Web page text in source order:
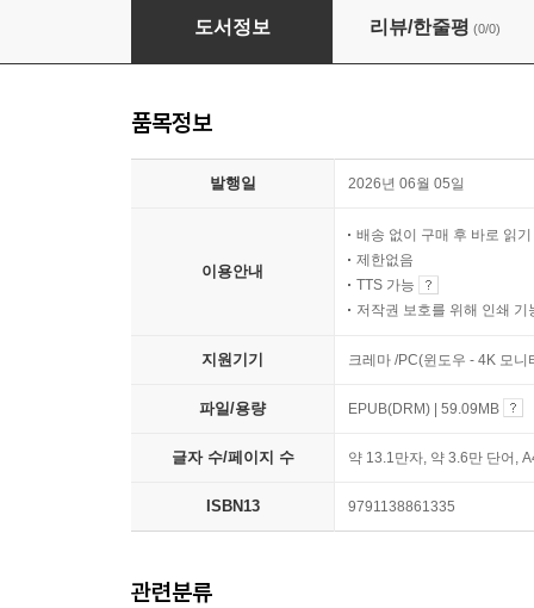
합격 후에도 통하는 감정평가 이론
도서정보 리뷰/한줄평 (0/0)
품목정보
발행일 2026년 06월 05일
이용안내
배송 없이 구매 후 바로 읽기
제한없음
TTS 가능
저작권 보호를 위해 인쇄 기
지원기기 크레마 /PC(윈도우 - 4K 모
파일/용량 EPUB(DRM) | 59.09MB
글자 수/페이지 수 약 13.1만자, 약 3.6만 단어,
ISBN13 9791138861335
관련분류